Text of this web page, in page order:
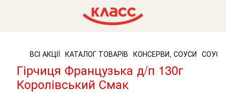
ВСІ АКЦІЇ КАТАЛОГ ТОВАРІВ КОНСЕРВИ, СОУСИ СОУСИ
Гірчиця Французька д/п 130г
Королівський Смак